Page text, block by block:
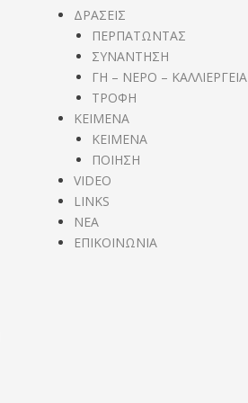
ΔΡΑΣΕΙΣ
ΠΕΡΠΑΤΩΝΤΑΣ
ΣΥΝΑΝΤΗΣΗ
ΓΗ – ΝΕΡΟ – ΚΑΛΛΙΕΡΓΕΙΑ
ΤΡΟΦΗ
ΚΕΙΜΕΝΑ
ΚΕΙΜΕΝΑ
ΠΟΙΗΣΗ
VIDEO
LINKS
NEA
ΕΠΙΚΟΙΝΩΝΙΑ